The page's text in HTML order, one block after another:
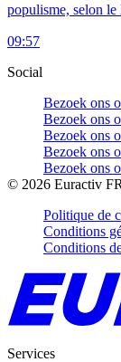
populisme, selon
09:57
Social
Bezoek ons
Bezoek ons
Bezoek ons
Bezoek ons
Bezoek ons
© 2026 Euractiv FR
Politique de
Conditions
Conditions
Services